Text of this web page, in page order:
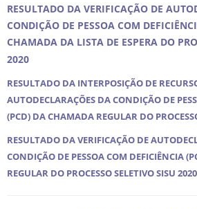
RESULTADO DA VERIFICAÇÃO DE
CONDIÇÃO DE PESSOA COM
CHAMADA DA LISTA DE ESPERA DO
2020
RESULTADO DA INTERPOSIÇÃO DE
AUTODECLARAÇÕES DA CONDIÇÃO DE
(PCD) DA CHAMADA REGULAR DO
RESULTADO DA VERIFICAÇÃO DE
CONDIÇÃO DE PESSOA COM DEFICIÊNCIA
REGULAR DO PROCESSO SELETIVO SISU 2020